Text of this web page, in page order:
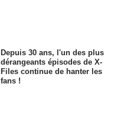
Depuis 30 ans, l'un des plus
dérangeants épisodes de X-
Files continue de hanter les
fans !